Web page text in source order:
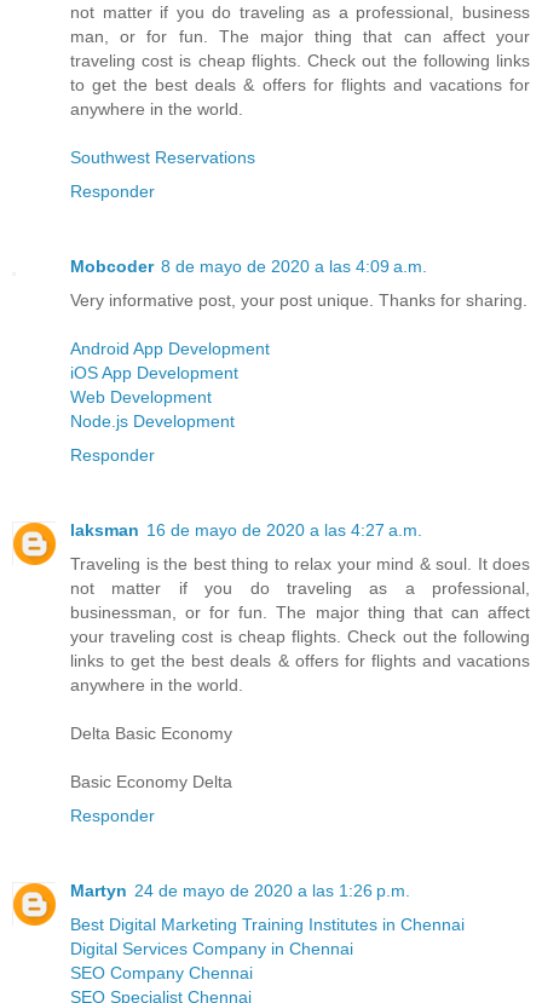
not matter if you do traveling as a professional, business
man, or for fun. The major thing that can affect your
traveling cost is cheap flights. Check out the following links
to get the best deals & offers for flights and vacations for
anywhere in the world.
Southwest Reservations
Responder
Mobcoder 8 de mayo de 2020 a las 4:09 a.m.
Very informative post, your post unique. Thanks for sharing.
Android App Development
iOS App Development
Web Development
Node.js Development
Responder
laksman 16 de mayo de 2020 a las 4:27 a.m.
Traveling is the best thing to relax your mind & soul. It does
not matter if you do traveling as a professional,
businessman, or for fun. The major thing that can affect
your traveling cost is cheap flights. Check out the following
links to get the best deals & offers for flights and vacations
anywhere in the world.
Delta Basic Economy
Basic Economy Delta
Responder
Martyn 24 de mayo de 2020 a las 1:26 p.m.
Best Digital Marketing Training Institutes in Chennai
Digital Services Company in Chennai
SEO Company Chennai
SEO Specialist Chennai